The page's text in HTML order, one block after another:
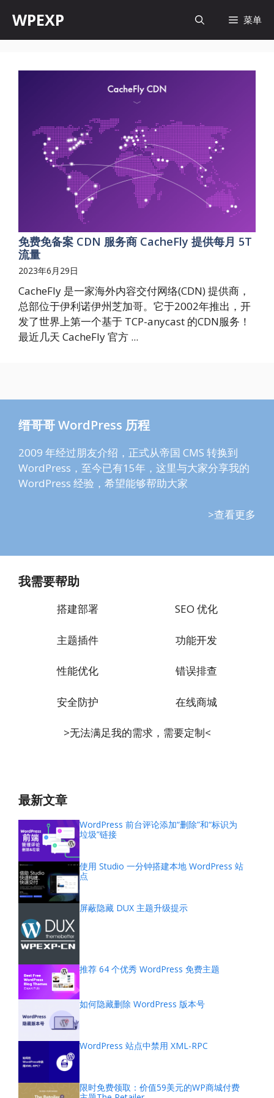
内
WPEXP 菜单
免费免备案 CDN 服务商 CacheFly 提供每月 5T
流量
2023年6月29日
CacheFly 是一家海外内容交付网络(CDN) 提供商，
总部位于伊利诺伊州芝加哥。它于2002年推出，开
发了世界上第一个基于 TCP-anycast 的CDN服务！
最近几天 CacheFly 官方 ...
缙哥哥 WordPress 历程
2009 年经过朋友介绍，正式从帝国 CMS 转换到
WordPress，至今已有15年，这里与大家分享我的
WordPress 经验，希望能够帮助大家
>查看更多
我需要帮助
搭建部署
主题插件
性能优化
安全防护
SEO 优化
功能开发
错误排查
在线商城
>无法满足我的需求，需要定制<
最新文章
WordPress 前台评论添加“删除”和“标识为
垃圾”链接
使用 Studio 一分钟搭建本地 WordPress 站
点
屏蔽隐藏 DUX 主题升级提示
推荐 64 个优秀 WordPress 免费主题
如何隐藏删除 WordPress 版本号
WordPress 站点中禁用 XML-RPC
限时免费领取：价值59美元的WP商城付费